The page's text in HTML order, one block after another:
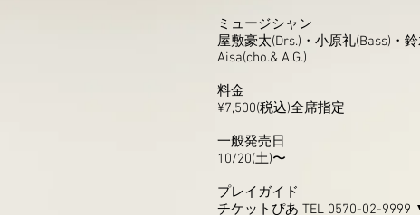
ミュージシャン
屋敷豪太(Drs.)・小原礼(Bass)・
Aisa(cho.& A.G.)
料金
¥7,500(税込)全席指定
一般発売日
10/20(土)〜
プレイガイド
チケットぴあ TEL 0570-02-